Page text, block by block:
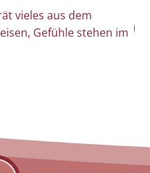
vieles aus dem
Gefühle stehen im